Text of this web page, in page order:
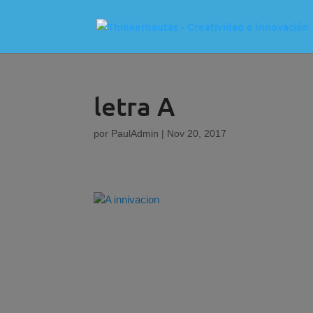
letra A
por PaulAdmin | Nov 20, 2017